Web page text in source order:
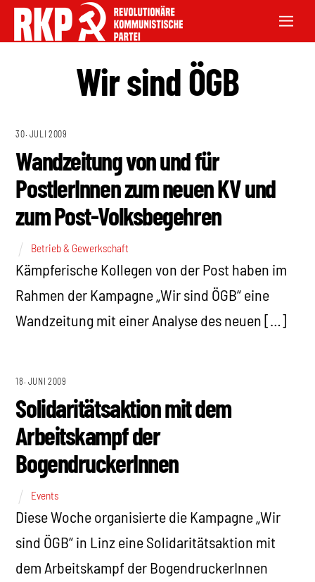
Wir sind ÖGB
30. JULI 2009
Wandzeitung von und für
PostlerInnen zum neuen KV und
zum Post-Volksbegehren
Betrieb & Gewerkschaft
Kämpferische Kollegen von der Post haben im
Rahmen der Kampagne „Wir sind ÖGB“ eine
Wandzeitung mit einer Analyse des neuen […]
18. JUNI 2009
Solidaritätsaktion mit dem
Arbeitskampf der
BogendruckerInnen
Events
Diese Woche organisierte die Kampagne „Wir
sind ÖGB“ in Linz eine Solidaritätsaktion mit
dem Arbeitskampf der BogendruckerInnen